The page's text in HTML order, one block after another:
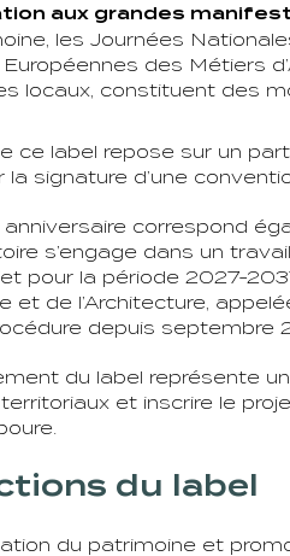
aux grandes
les Journées
des Métiers
locaux, constituent des
ce label repose sur un
signature d’une
correspond
s’engage dans un
pour la période 2027-
et de l’Architecture,
depuis septembre
du label représente
et inscrire le
du label
du patrimoine et